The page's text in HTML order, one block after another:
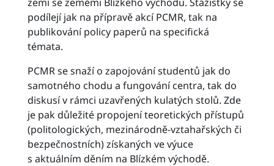
podílejí jak na přípravě akcí PCMR, tak na
publikování policy paperů na specifická
témata.
PCMR se snaží o zapojování studentů jak do
samotného chodu a fungování centra, tak do
diskusí v rámci uzavřených kulatých stolů. Zde
je pak důležité propojení teoretických přístupů
(politologických, mezinárodně-vztahařských či
bezpečnostních) získaných ve výuce
s aktuálním děním na Blízkém východě.